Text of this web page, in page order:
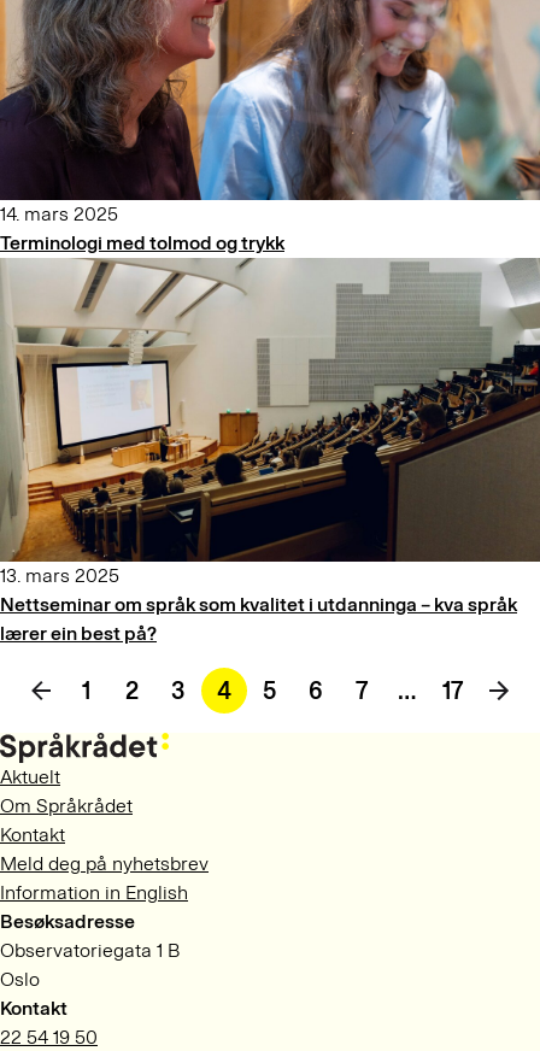
14. mars 2025
Terminologi med tolmod og trykk
13. mars 2025
Nettseminar om språk som kvalitet i utdanninga – kva språk
lærer ein best på?
1 2 3 4 5 6 7 … 17
Aktuelt
Om Språkrådet
Kontakt
Meld deg på nyhetsbrev
Information in English
Besøksadresse
Observatoriegata 1 B
Oslo
Kontakt
22 54 19 50